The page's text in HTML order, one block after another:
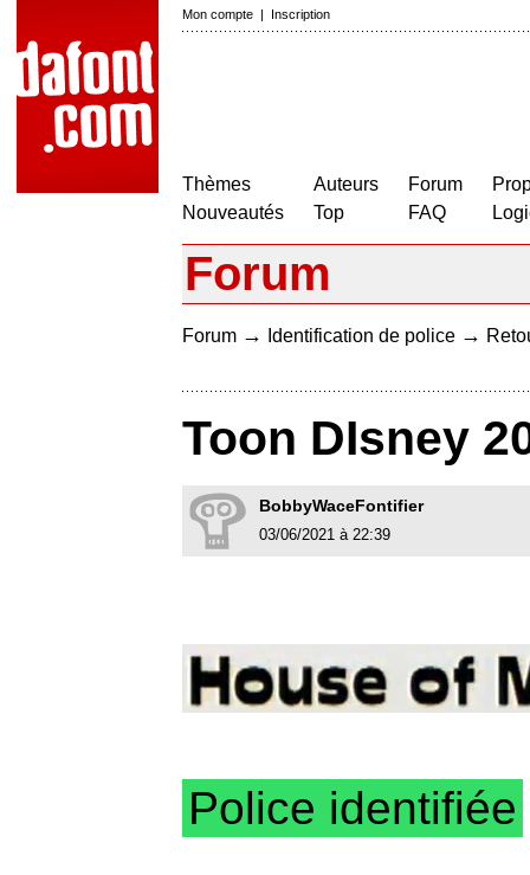
Mon compte | Inscription
Thèmes
Nouveautés
Auteurs
Top
Forum
FAQ
Forum
Forum → Identification de police →
Toon DIsney
BobbyWaceFontifier
03/06/2021 à 22:39
Police identifiée